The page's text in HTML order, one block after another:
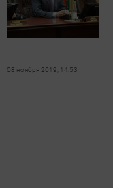
08 ноября 2019, 14:53